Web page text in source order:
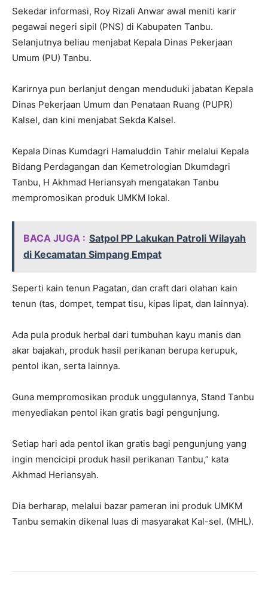
Sekedar informasi, Roy Rizali Anwar awal meniti karir
pegawai negeri sipil (PNS) di Kabupaten Tanbu.
Selanjutnya beliau menjabat Kepala Dinas Pekerjaan
Umum (PU) Tanbu.
Karirnya pun berlanjut dengan menduduki jabatan Kepala
Dinas Pekerjaan Umum dan Penataan Ruang (PUPR)
Kalsel, dan kini menjabat Sekda Kalsel.
Kepala Dinas Kumdagri Hamaluddin Tahir melalui Kepala
Bidang Perdagangan dan Kemetrologian Dkumdagri
Tanbu, H Akhmad Heriansyah mengatakan Tanbu
mempromosikan produk UMKM lokal.
BACA JUGA : Satpol PP Lakukan Patroli Wilayah
di Kecamatan Simpang Empat
Seperti kain tenun Pagatan, dan craft dari olahan kain
tenun (tas, dompet, tempat tisu, kipas lipat, dan lainnya).
Ada pula produk herbal dari tumbuhan kayu manis dan
akar bajakah, produk hasil perikanan berupa kerupuk,
pentol ikan, serta lainnya.
Guna mempromosikan produk unggulannya, Stand Tanbu
menyediakan pentol ikan gratis bagi pengunjung.
Setiap hari ada pentol ikan gratis bagi pengunjung yang
ingin mencicipi produk hasil perikanan Tanbu,” kata
Akhmad Heriansyah.
Dia berharap, melalui bazar pameran ini produk UMKM
Tanbu semakin dikenal luas di masyarakat Kal-sel. (MHL).